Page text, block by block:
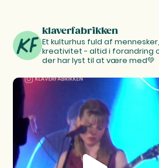
klaverfabrikken
Et kulturhus fuld af
kreativitet - altid i forandring
der har lyst til at være med💚